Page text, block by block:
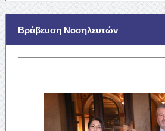
Βράβευση Νοσηλευτών